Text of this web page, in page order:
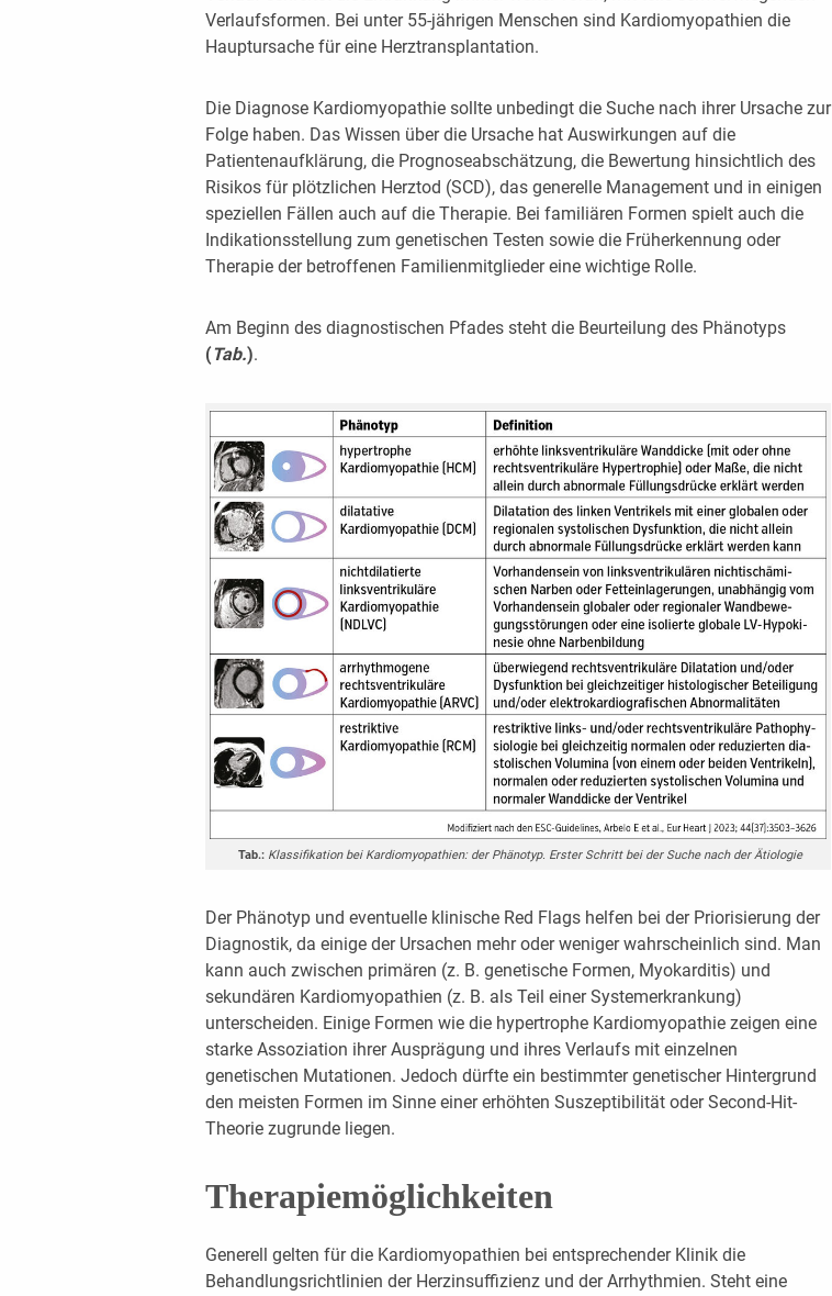
Verlaufsformen. Bei unter 55-jährigen Menschen sind Kardiomyopathien die
Hauptursache für eine Herztransplantation.
Die Diagnose Kardiomyopathie sollte unbedingt die Suche nach ihrer Ursache zur
Folge haben. Das Wissen über die Ursache hat Auswirkungen auf die
Patientenaufklärung, die Prognoseabschätzung, die Bewertung hinsichtlich des
Risikos für plötzlichen Herztod (SCD), das generelle Management und in einigen
speziellen Fällen auch auf die Therapie. Bei familiären Formen spielt auch die
Indikationsstellung zum genetischen Testen sowie die Früherkennung oder
Therapie der betroffenen Familienmitglieder eine wichtige Rolle.
Am Beginn des diagnostischen Pfades steht die Beurteilung des Phänotyps
(Tab.).
Tab.: Klassifikation bei Kardiomyopathien: der Phänotyp. Erster Schritt bei der Suche nach der Ätiologie
Der Phänotyp und eventuelle klinische Red Flags helfen bei der Priorisierung der
Diagnostik, da einige der Ursachen mehr oder weniger wahrscheinlich sind. Man
kann auch zwischen primären (z. B. genetische Formen, Myokarditis) und
sekundären Kardiomyopathien (z. B. als Teil einer Systemerkrankung)
unterscheiden. Einige Formen wie die hypertrophe Kardiomyopathie zeigen eine
starke Assoziation ihrer Ausprägung und ihres Verlaufs mit einzelnen
genetischen Mutationen. Jedoch dürfte ein bestimmter genetischer Hintergrund
den meisten Formen im Sinne einer erhöhten Suszeptibilität oder Second-Hit-
Theorie zugrunde liegen.
Therapiemöglichkeiten
Generell gelten für die Kardiomyopathien bei entsprechender Klinik die
Behandlungsrichtlinien der Herzinsuffizienz und der Arrhythmien. Steht eine